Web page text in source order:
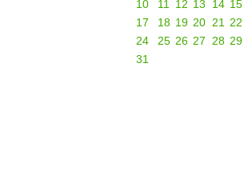
10
11 12 13 14 15
17
18 19 20 21 22
24
25 26 27 28 29
31